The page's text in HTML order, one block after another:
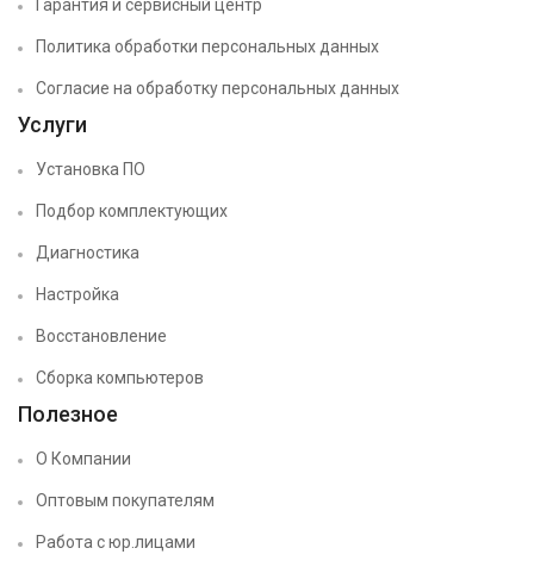
Гарантия и сервисный центр
Политика обработки персональных данных
Согласие на обработку персональных данных
Услуги
Установка ПО
Подбор комплектующих
Диагностика
Настройка
Восстановление
Сборка компьютеров
Полезное
О Компании
Оптовым покупателям
Работа с юр.лицами